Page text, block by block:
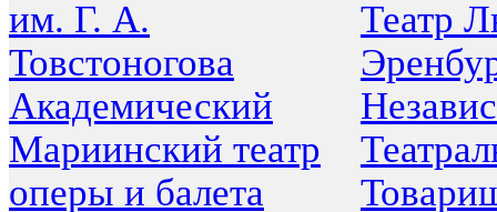
им. Г. А.
Товстоногова
Академический
Мариинский театр
оперы и балета
Театр